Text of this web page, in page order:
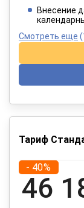
При
Внесение
Смотреть еще
Тариф
- 40%
46